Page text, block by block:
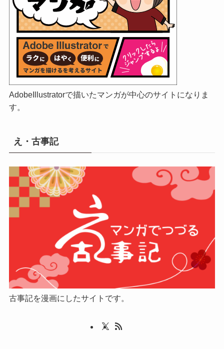
AdobeIllustratorで描いたマンガが中心のサイトになりま
す。
え・古事記
古事記を漫画にしたサイトです。